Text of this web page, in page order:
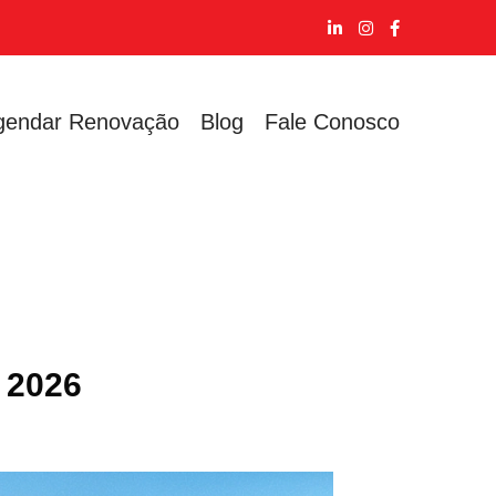
Renovação Blog Fale Conosco